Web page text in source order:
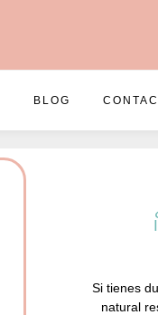
BLOG
Si tienes
natural